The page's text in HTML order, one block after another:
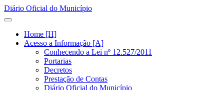
Diário Oficial do Município
Home [H]
Acesso a Informação [A]
Conhecendo a Lei nº 12.527/2011
Portarias
Decretos
Prestação de Contas
Diário Oficial do Município